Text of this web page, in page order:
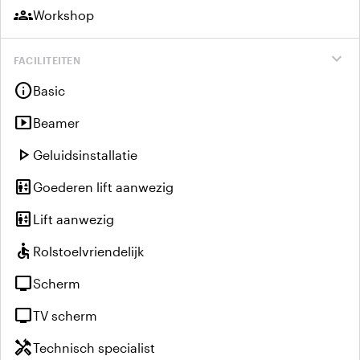
groupsWorkshop
expand_more
FACILITEITEN
infoBasic
smart_displayBeamer
play_arrow Geluidsinstallatie
elevatorGoederen lift aanwezig
elevator Lift aanwezig
accessible Rolstoelvriendelijk
tvScherm
tvTV scherm
handymanTechnisch specialist